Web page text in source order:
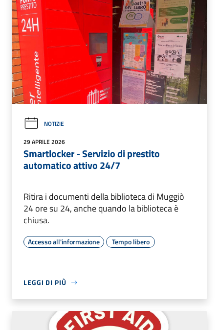
NOTIZIE
29 APRILE 2026
Smartlocker - Servizio di prestito
automatico attivo 24/7
Ritira i documenti della biblioteca di Muggiò
24 ore su 24, anche quando la biblioteca è
chiusa.
Accesso all'informazione Tempo libero
LEGGI DI PIÙ